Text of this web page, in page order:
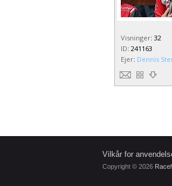
Visninger: 32
ID: 241163
Ejer: Dennis
Vilkår for
Copyright © 2026